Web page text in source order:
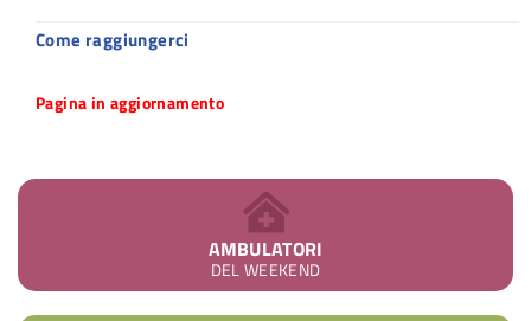
Come raggiungerci
Pagina in aggiornamento
AMBULATORI
DEL WEEKEND